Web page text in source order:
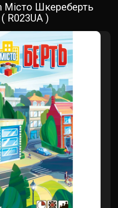
Місто Шкереберть
R023UA )